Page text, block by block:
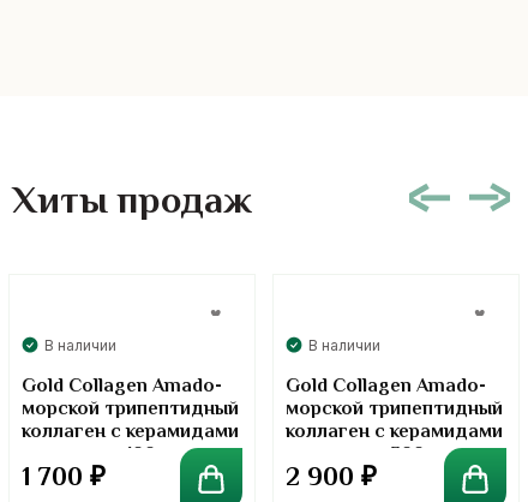
Хиты продаж
В наличии
Gold Collagen Amado-
морской трипептидный
коллаген с керамидами
в порошке. 100 грамм
1 700 ₽
В наличии
Gold Collagen Amado-
морской трипептидный
коллаген с керамидами
в порошке. 300 грамм
2 900 ₽